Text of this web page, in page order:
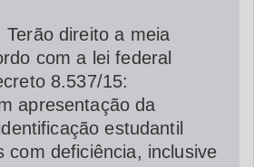
Terão direito a meia
com a lei federal
8.537/15:
apresentação da
estudantil
com deficiência, inclusive